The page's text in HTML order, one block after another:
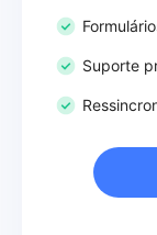
Suporte